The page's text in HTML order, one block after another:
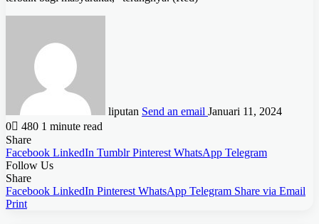
liputan Send an email Januari 11, 2024
0
480 1 minute read
Share
Facebook LinkedIn Tumblr Pinterest WhatsApp Telegram
Follow Us
Share
Facebook LinkedIn Pinterest WhatsApp Telegram Share via Email
Print